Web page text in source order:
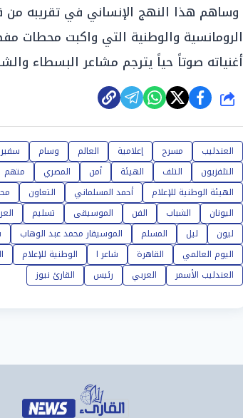
وساهم هذا النهج الإنساني في تقريبه من
الرومانسية والوطنية التي واكبت محطات
أغنياته صوتاً حياً يترجم مشاعر البسطاء
شارك
العندليب مسرح إعلامية العالم وسام سفير
التلفزيون
التلف الهيئة أمن المصري متهم
الهيئة الوطنية للإعلام
أحمد المسلماني التعاون
اليونان
الشباب الفن الموسيقى تسليم
ليون
ليل المسلم الموسيقار محمد عبد الوهاب
اليوم العالمي
القاهرة شاعر ا الوطنية للإعلام
العندليب الأسمر
العربي رئيس القارئ نيوز